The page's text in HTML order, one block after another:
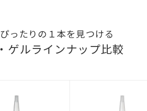
ったりの１本を見つける
ゲルラインナップ比較